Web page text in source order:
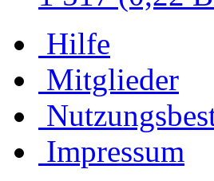
Hilfe
Mitglieder
Impressum